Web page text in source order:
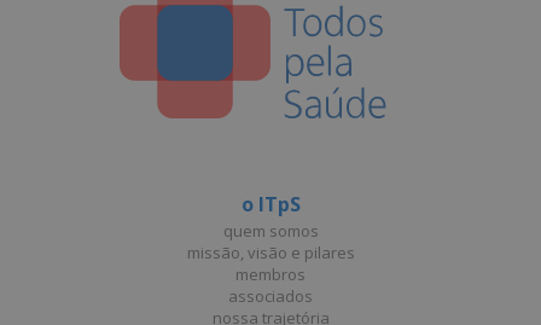
o ITpS
quem somos
missão, visão e pilares
membros
associados
nossa trajetória